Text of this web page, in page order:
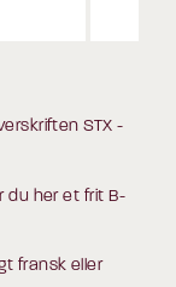
STX -
du her et frit B-
fransk eller